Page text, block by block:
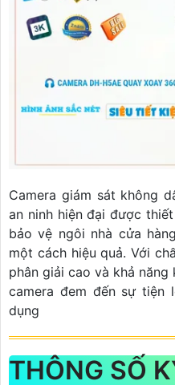
Camera giám sát không
an ninh hiện đại được
bảo vệ ngôi nhà cửa
một cách hiệu quả. Với
phân giải cao và khả
camera đem đến sự
dụng
THÔNG SỐ